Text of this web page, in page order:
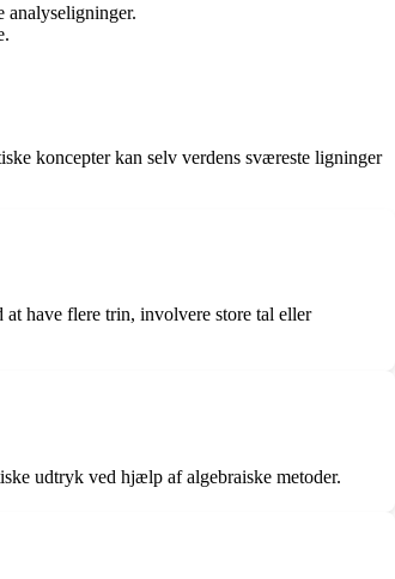
koncepter kan selv verdens sværeste ligninger
have flere trin, involvere store tal eller
udtryk ved hjælp af algebraiske metoder.